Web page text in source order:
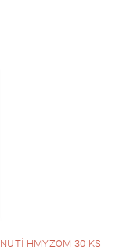
HMYZOM 30 KS